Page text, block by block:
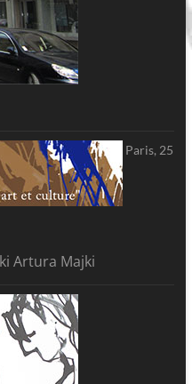
Paris, 25
Artura Majki